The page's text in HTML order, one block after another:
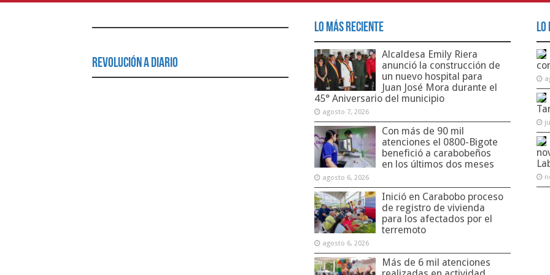
Revolución a Diario
Lo Más Reciente
Alcaldesa Emily Riera
anunció la construcción de
un nuevo hospital para
Juan José Mora durante el
45° Aniversario del municipio
agosto 7, 2026
Con más de 90 mil
atenciones el 0800-Bigote
benefició a carabobeños
en los últimos dos meses
agosto 6, 2026
Inició en Carabobo proceso
de registro de vivienda
para los afectados por el
terremoto
agosto 6, 2026
Más de 6 mil atenciones
Lo